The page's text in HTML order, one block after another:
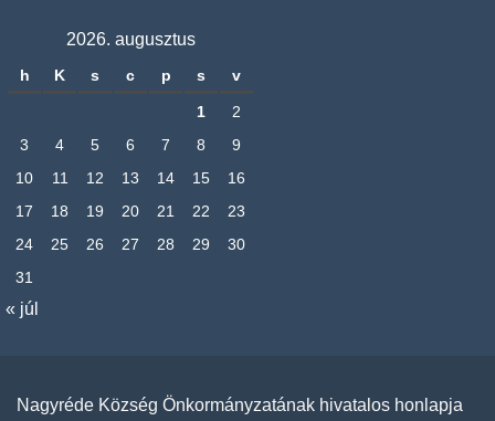
2026. augusztus
h K s c p s v
1
2
3
4 5 6 7 8
9
10
11 12 13 14 15
16
17
18 19 20 21 22
23
24
25 26 27 28 29
30
31
« júl
Nagyréde Község Önkormányzatának hivatalos honlapja